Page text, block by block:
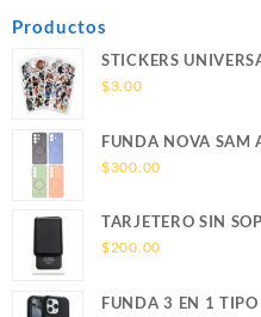
Productos
STICKERS
$3.00
FUNDA NOVA SAM
SOPORTE
$300.00
TARJETERO SIN
LEATHER WALLET
$200.00
FUNDA 3 EN 1